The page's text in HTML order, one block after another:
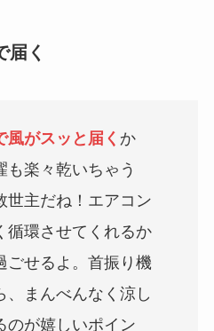
届く
風がスッと届く か
も楽々乾いちゃう
世主だね！エアコン
循環させてくれるか
ごせるよ。首振り機
、まんべんなく涼し
のが嬉しいポイン